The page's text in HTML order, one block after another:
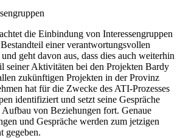
die Einbindung von Interessengruppen
einer verantwortungsvollen
geht davon aus, dass dies auch weiterhin
seiner Aktivitäten bei den Projekten Bardy
zukünftigen Projekten in der Provinz
hat für die Zwecke des ATI-Prozesses
identifiziert und setzt seine Gespräche
von Beziehungen fort. Genaue
und Gespräche werden zum jetzigen
gegeben.